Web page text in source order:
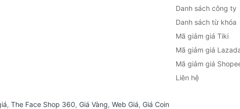
Danh sách công ty
Danh sách từ khóa
Mã giảm giá Tiki
Mã giảm giá
Mã giảm giá
Liên hệ
, The Face Shop 360, Giá Vàng, Web Giá, Giá Coin